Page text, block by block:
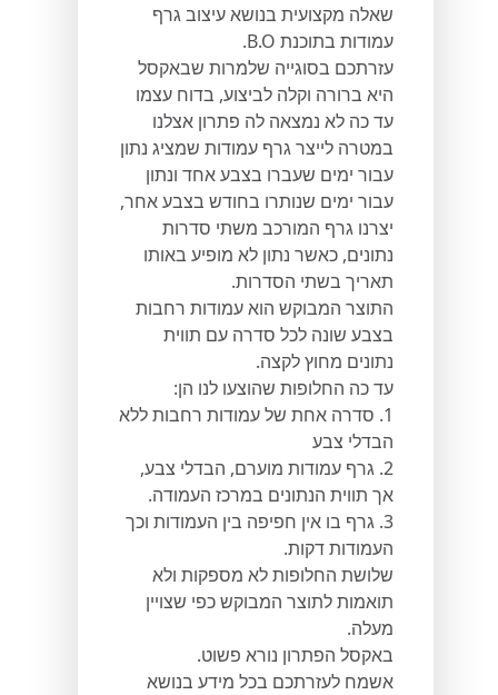
שאלה מקצועית בנושא עיצוב גרף
עמודות בתוכנת B.O.
עזרתכם בסוגייה שלמרות שבאקסל
היא ברורה וקלה לביצוע, בדוח עצמו
עד כה לא נמצאה לה פתרון אצלנו
במטרה לייצר גרף עמודות שמציג נתון
עבור ימים שעברו בצבע אחד ונתון
עבור ימים שנותרו בחודש בצבע אחר,
יצרנו גרף המורכב משתי סדרות
נתונים, כאשר נתון לא מופיע באותו
תאריך בשתי הסדרות.
התוצר המבוקש הוא עמודות רחבות
בצבע שונה לכל סדרה עם תווית
נתונים מחוץ לקצה.
עד כה החלופות שהוצעו לנו הן:
1. סדרה אחת של עמודות רחבות ללא
הבדלי צבע
2. גרף עמודות מוערם, הבדלי צבע,
אך תווית הנתונים במרכז העמודה.
3. גרף בו אין חפיפה בין העמודות וכך
העמודות דקות.
שלושת החלופות לא מספקות ולא
תואמות לתוצר המבוקש כפי שצויין
מעלה.
באקסל הפתרון נורא פשוט.
אשמח לעזרתכם בכל מידע בנושא